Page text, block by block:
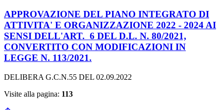
APPROVAZIONE DEL PIANO INTEGRATO DI
ATTIVITA' E ORGANIZZAZIONE 2022 - 2024 AI
SENSI DELL'ART. 6 DEL D.L. N. 80/2021,
CONVERTITO CON MODIFICAZIONI IN
LEGGE N. 113/2021.
DELIBERA G.C.N.55 DEL 02.09.2022
Visite alla pagina: 113